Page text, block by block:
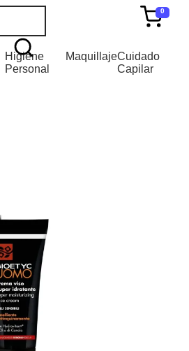
0
Higiene
Personal
MaquillajeCuidado
Capilar